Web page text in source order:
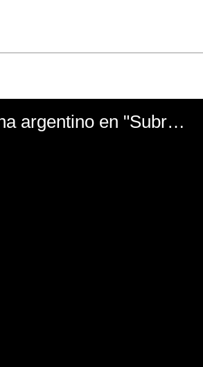
El mal momento de Yanina Gasañol con un hincha argentino en "Subrayado"